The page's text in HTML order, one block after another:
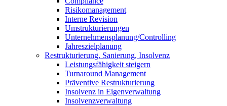
Risikomanagement
Interne Revision
Umstrukturierungen
Unternehmensplanung/Controlling
Jahreszielplanung
Restrukturierung, Sanierung, Insolvenz
Leistungsfähigkeit steigern
Turnaround Management
Präventive Restrukturierung
Insolvenz in Eigenverwaltung
Insolvenzverwaltung